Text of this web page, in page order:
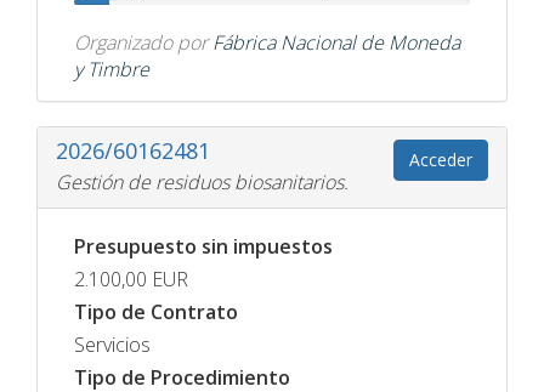
Organizado por Fábrica Nacional de Moneda
y Timbre
2026/60162481
Gestión de residuos biosanitarios.
Acceder
Presupuesto sin impuestos
2.100,00 EUR
Tipo de Contrato
Servicios
Tipo de Procedimiento